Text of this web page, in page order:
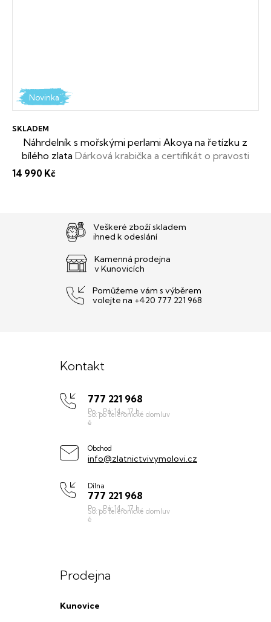
Novinka
Náhrdelník s mořskými perlami Akoya na řetízku z
bílého zlata Dárková krabička a certifikát o pravosti
SKLADEM
14 990 Kč
Veškeré zboží skladem
ihned k odeslání
Kamenná prodejna
v Kunovicích
Pomůžeme vám s výběrem
volejte na +420 777 221 968
Kontakt
777 221 968
Obchod
info@zlatnictvivymolovi.cz
Dílna
777 221 968
Prodejna
Kunovice